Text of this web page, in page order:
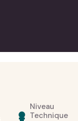
Niveau
Technique